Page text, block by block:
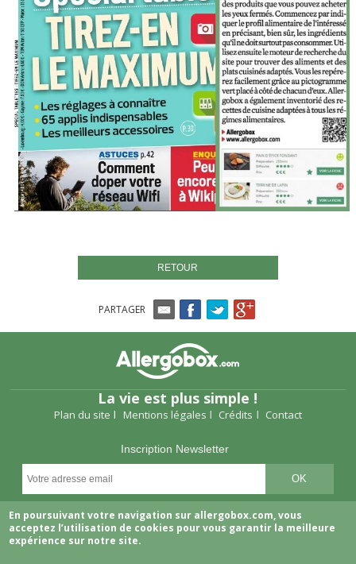
RETOUR
PARTAGER
La vie est plus simple !
Plan du site Mentions légales Crédits Contact
Inscription Newsletter
Suivez-nous
En poursuivant votre navigation sur allergobox.com, vous
acceptez l’utilisation de cookies pour vous garantir la meilleure
expérience sur notre site.